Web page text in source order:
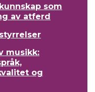
som
av atferd
musikk:
og